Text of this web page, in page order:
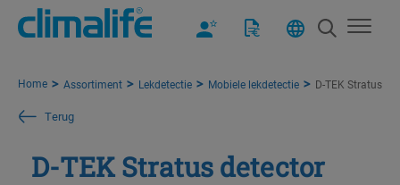
Home Assortiment Lekdetectie Mobiele lekdetectie D-TEK Stratus
Terug
D-TEK Stratus detector